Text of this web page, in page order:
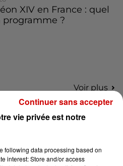
XIV en France : quel
programme ?
Voir plus
vos places pour le
Marché Gourmand 2026
vie privée est notre
following data processing based on
interest: Store and/or access
Continuer sans accepter